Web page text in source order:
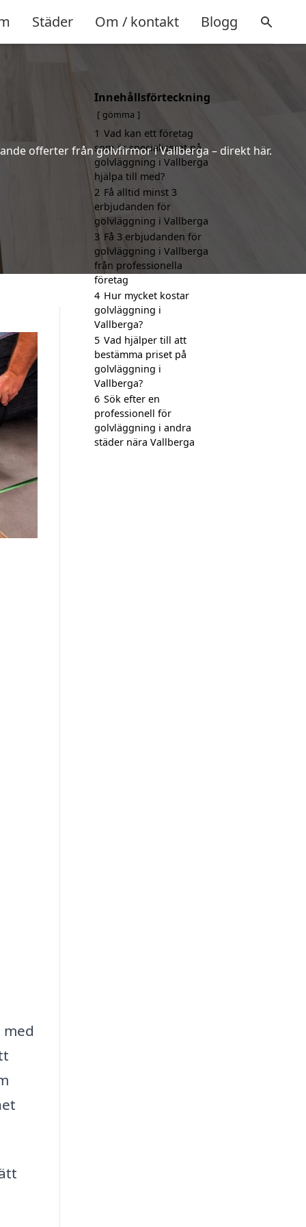
Städer Om / kontakt Blogg
offerter från golvfirmor i Vallberga – direkt här.
Innehållsförteckning
gömma
1 Vad kan ett företag
som är specialiserat på
golvläggning i Vallberga
hjälpa till med?
2 Få alltid minst 3
erbjudanden för
golvläggning i Vallberga
3 Få 3 erbjudanden för
golvläggning i Vallberga
från professionella
företag
4 Hur mycket kostar
golvläggning i
Vallberga?
5 Vad hjälper till att
bestämma priset på
golvläggning i
Vallberga?
6 Sök efter en
professionell för
golvläggning i andra
städer nära Vallberga